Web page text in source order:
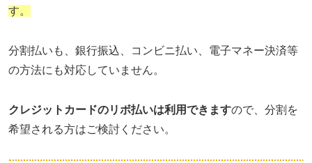
す。
分割払いも、銀行振込、コンビニ払い、電子マネー決済等
の方法にも対応していません。
クレジットカードのリボ払いは利用できますので、分割を
希望される方はご検討ください。